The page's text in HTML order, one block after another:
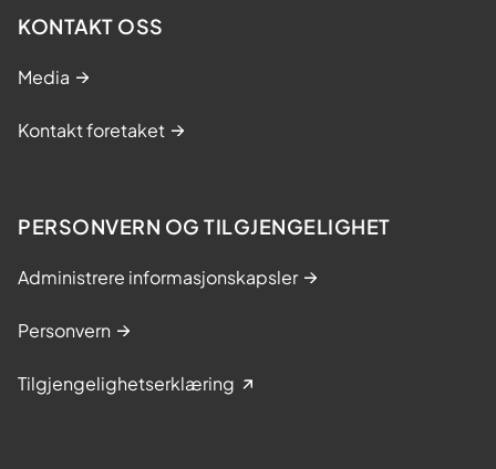
KONTAKT OSS
Media
Kontakt foretaket
PERSONVERN OG TILGJENGELIGHET
Administrere informasjonskapsler
Personvern
Tilgjengelighetserklæring